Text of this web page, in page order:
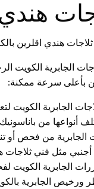
هندي
هندي اقلرين
بأعلى سرعة ممكنة:
الجابرية الكويت
أنواعها من
الجابرية من فحص
مثل فني ثلاجات
الجابرية الكويت
ورخيص الجابرية